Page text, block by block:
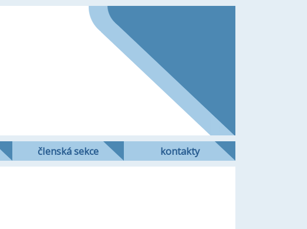
členská sekce kontakty